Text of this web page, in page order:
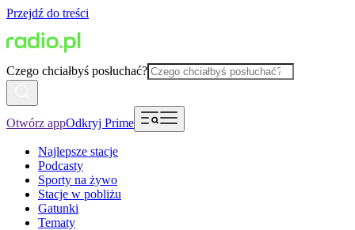
Przejdź do treści
Czego chciałbyś posłuchać?
Otwórz appOdkryj Prime
Najlepsze stacje
Podcasty
Sporty na żywo
Stacje w pobliżu
Gatunki
Tematy